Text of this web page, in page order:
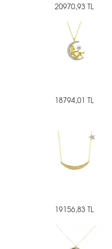
20970,93 TL
18794,01 TL
19156,83 TL